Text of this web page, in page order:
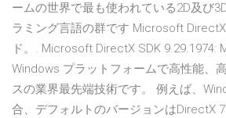
ームの世界で最も使われている2D及び
ラミング言語の群です Microsoft
ド。. Microsoft DirectX SDK 9.29.1974:
Windows プラットフォームで高性能、
スの業界最先端技術です。 例えば、
合、デフォルトのバージョンはDirectX